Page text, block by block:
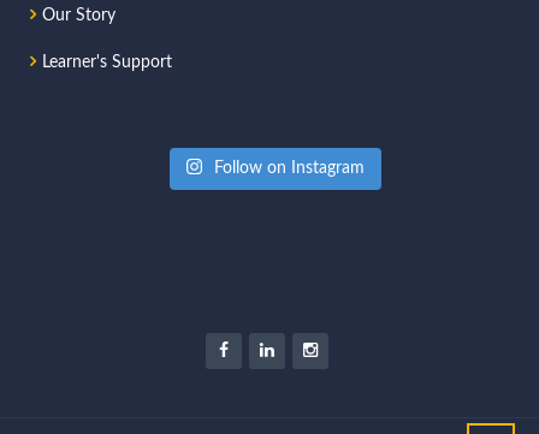
Our Story
Learner's Support
Follow on Instagram